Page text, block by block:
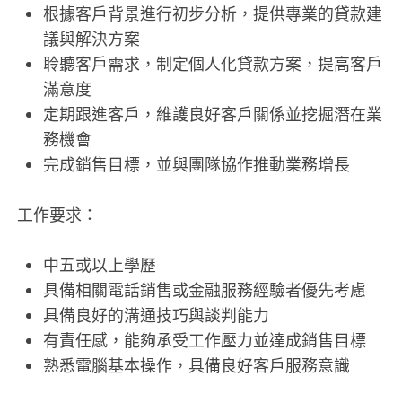
根據客戶背景進行初步分析，提供專業的貸款建
議與解決方案
聆聽客戶需求，制定個人化貸款方案，提高客戶
滿意度
定期跟進客戶，維護良好客戶關係並挖掘潛在業
務機會
完成銷售目標，並與團隊協作推動業務增長
工作要求：
中五或以上學歷
具備相關電話銷售或金融服務經驗者優先考慮
具備良好的溝通技巧與談判能力
有責任感，能夠承受工作壓力並達成銷售目標
熟悉電腦基本操作，具備良好客戶服務意識